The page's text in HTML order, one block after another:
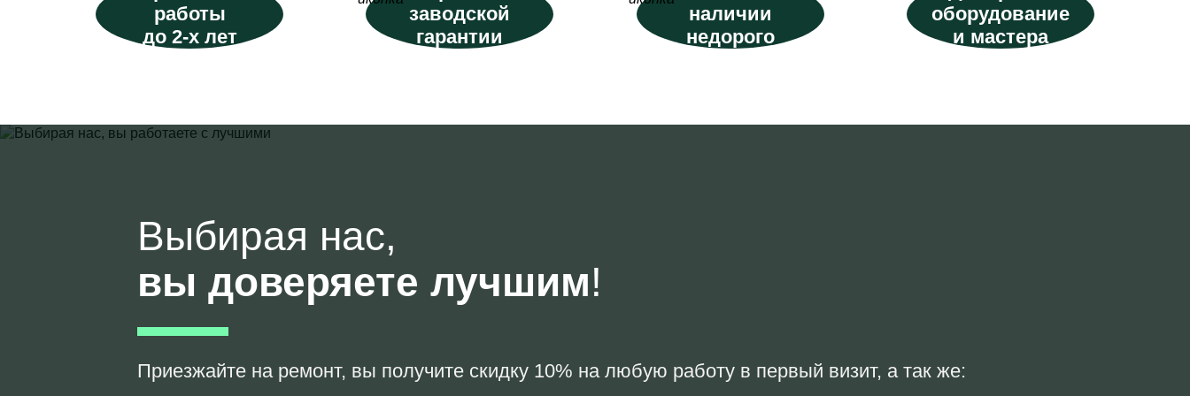
работы
до 2-х лет
заводской
гарантии
наличии
недорого
оборудование
и мастера
Выбирая нас,
вы доверяете лучшим!
Приезжайте на ремонт, вы получите скидку 10% на любую работу в первый визит, а так же: